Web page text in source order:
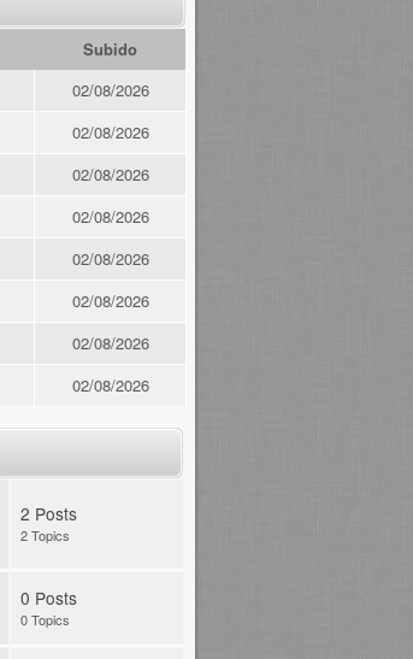
Subido
02/08/2026
02/08/2026
02/08/2026
02/08/2026
02/08/2026
02/08/2026
02/08/2026
02/08/2026
2 Posts
2 Topics
0 Posts
0 Topics